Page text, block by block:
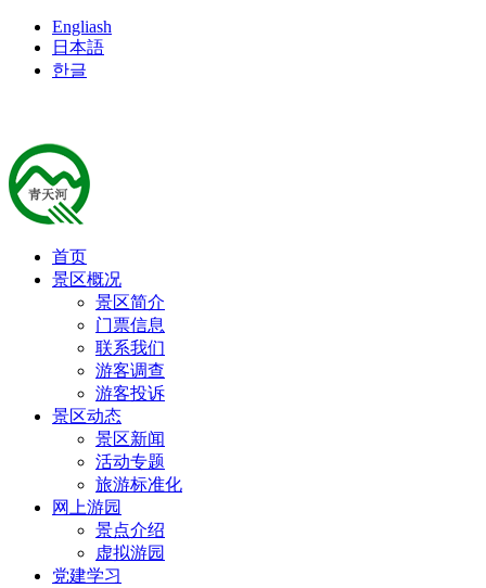
Engliash
日本語
한글
首页
景区概况
景区简介
门票信息
联系我们
游客调查
游客投诉
景区动态
景区新闻
活动专题
旅游标准化
网上游园
景点介绍
虚拟游园
党建学习